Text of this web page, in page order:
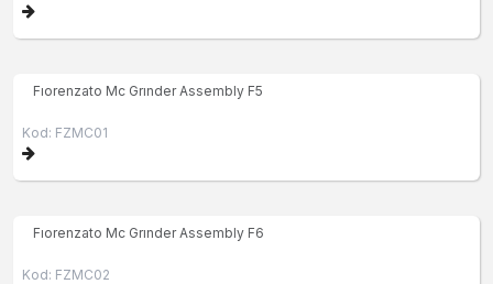
Fıorenzato Mc Grınder Assembly F5
Kod: FZMC01
Fıorenzato Mc Grınder Assembly F6
Kod: FZMC02